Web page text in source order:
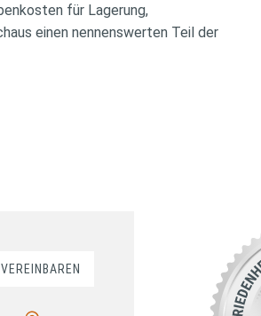
für Lagerung,
einen nennenswerten Teil der
VEREINBAREN